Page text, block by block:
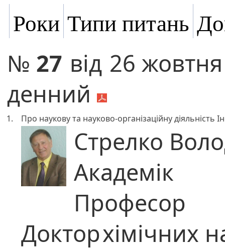
Роки Типи питань
№ 27 від 26
денний
1. Про наукову та науково-організаційну діяльність
Стрелко
Академік
Професор
Докторхімічних